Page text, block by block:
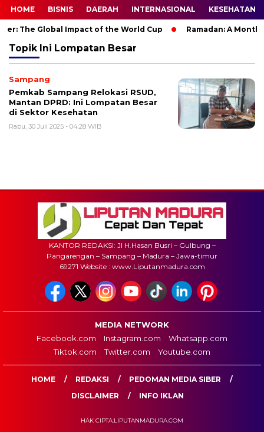
HOME BISNIS DAERAH INTERNASIONAL KESEHATAN
The Global Impact of the World Cup Ramadan: A Month
Topik Ini Lompatan Besar
Sampang
Pemkab Sampang Relokasi RSUD,
Mantan DPRD: Ini Lompatan Besar
di Sektor Kesehatan
Rabu, 30 Juli 2025 - 04:28 WIB
KANTOR REDAKSI: Jl H.Hasan Busri – Gulbung –
Pangarengan – Sampang – Madura – Jawa-timur
69271 Website : www.Liputanmadura.com
MEDIA NETWORK
Facebook.com
Instagram.com
Whatsapp.com
Tiktok.com
Twitter.com Youtube.com
HOME REDAKSI
PEDOMAN MEDIA SIBER
DISCLAIMER
INFO IKLAN
HAK CIPTA:LIPUTANMADURA.COM